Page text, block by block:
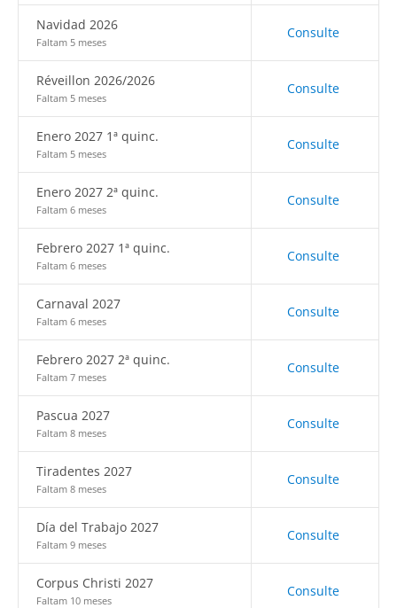
Navidad 2026
Faltam 5 meses
Consulte
Réveillon 2026/2026
Faltam 5 meses
Consulte
Enero 2027 1ª quinc.
Faltam 5 meses
Consulte
Enero 2027 2ª quinc.
Faltam 6 meses
Consulte
Febrero 2027 1ª quinc.
Faltam 6 meses
Consulte
Carnaval 2027
Faltam 6 meses
Consulte
Febrero 2027 2ª quinc.
Faltam 7 meses
Consulte
Pascua 2027
Faltam 8 meses
Consulte
Tiradentes 2027
Faltam 8 meses
Consulte
Día del Trabajo 2027
Faltam 9 meses
Consulte
Corpus Christi 2027
Faltam 10 meses
Consulte